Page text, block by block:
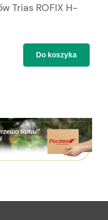
Trias ROFIX H-
Do koszyka